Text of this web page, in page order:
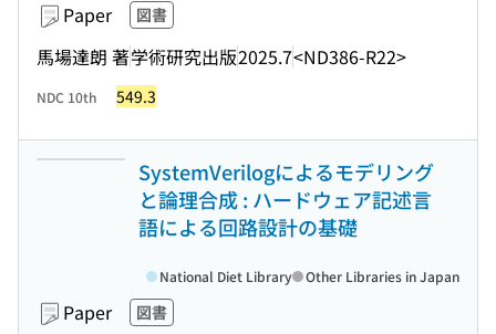
Paper 図書
馬場達朗 著学術研究出版2025.7<ND386-R22>
NDC 10th 549.3
SystemVerilogによるモデリング
と論理合成 : ハードウェア記述言
語による回路設計の基礎
Paper 図書
National Diet Library Other Libraries in Japan